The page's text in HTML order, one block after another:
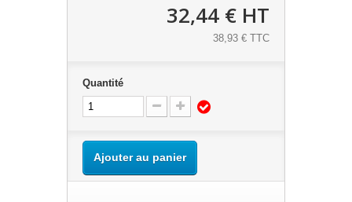
32,44 € HT
38,93 € TTC
Quantité
Ajouter au panier